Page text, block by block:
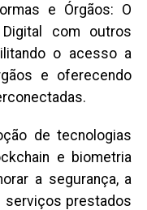
e Órgãos: O
com outros
o acesso a
e oferecendo
de tecnologias
e biometria
a segurança, a
serviços prestados